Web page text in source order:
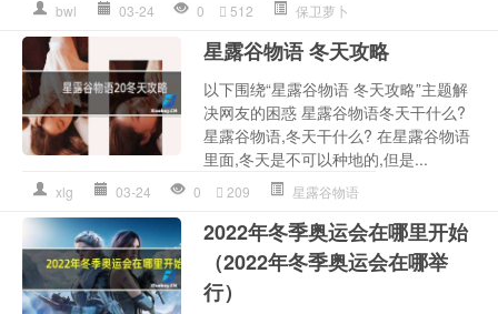
bwl 03-24 0 512 保卫萝卜
星露谷物语 冬天攻略
以下围绕“星露谷物语 冬天攻略”主题解
决网友的困惑 星露谷物语冬天干什么?
星露谷物语,冬天干什么? 在星露谷物语
里面,冬天是不可以种地的,但是...
xlg 03-24 0 209 星露谷物语
2022年冬季奥运会在哪里开始
（2022年冬季奥运会在哪举
行）